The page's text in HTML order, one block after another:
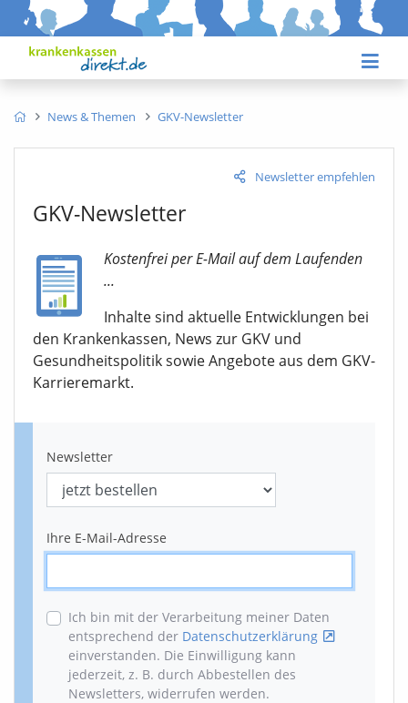
News & Themen GKV-Newsletter
Newsletter empfehlen
GKV-Newsletter
Kostenfrei per E-Mail auf dem Laufenden
...
Inhalte sind aktuelle Entwicklungen bei
den Krankenkassen, News zur GKV und
Gesundheitspolitik sowie Angebote aus dem GKV-
Karrieremarkt.
Newsletter
Ihre E-Mail-Adresse
Ich bin mit der Verarbeitung meiner Daten
entsprechend der Datenschutzerklärung
einverstanden. Die Einwilligung kann
jederzeit, z. B. durch Abbestellen des
Newsletters, widerrufen werden.